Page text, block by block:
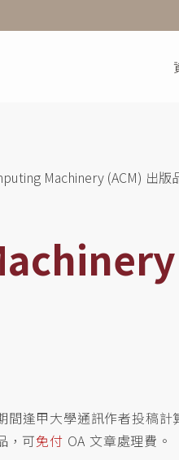
Machinery (ACM) 出版
逢甲大學通訊作者投稿計
，可免付 OA 文章處理費。